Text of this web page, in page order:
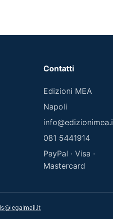
Contatti
Edizioni MEA
Napoli
081 5441914
PayPal · Visa ·
Mastercard